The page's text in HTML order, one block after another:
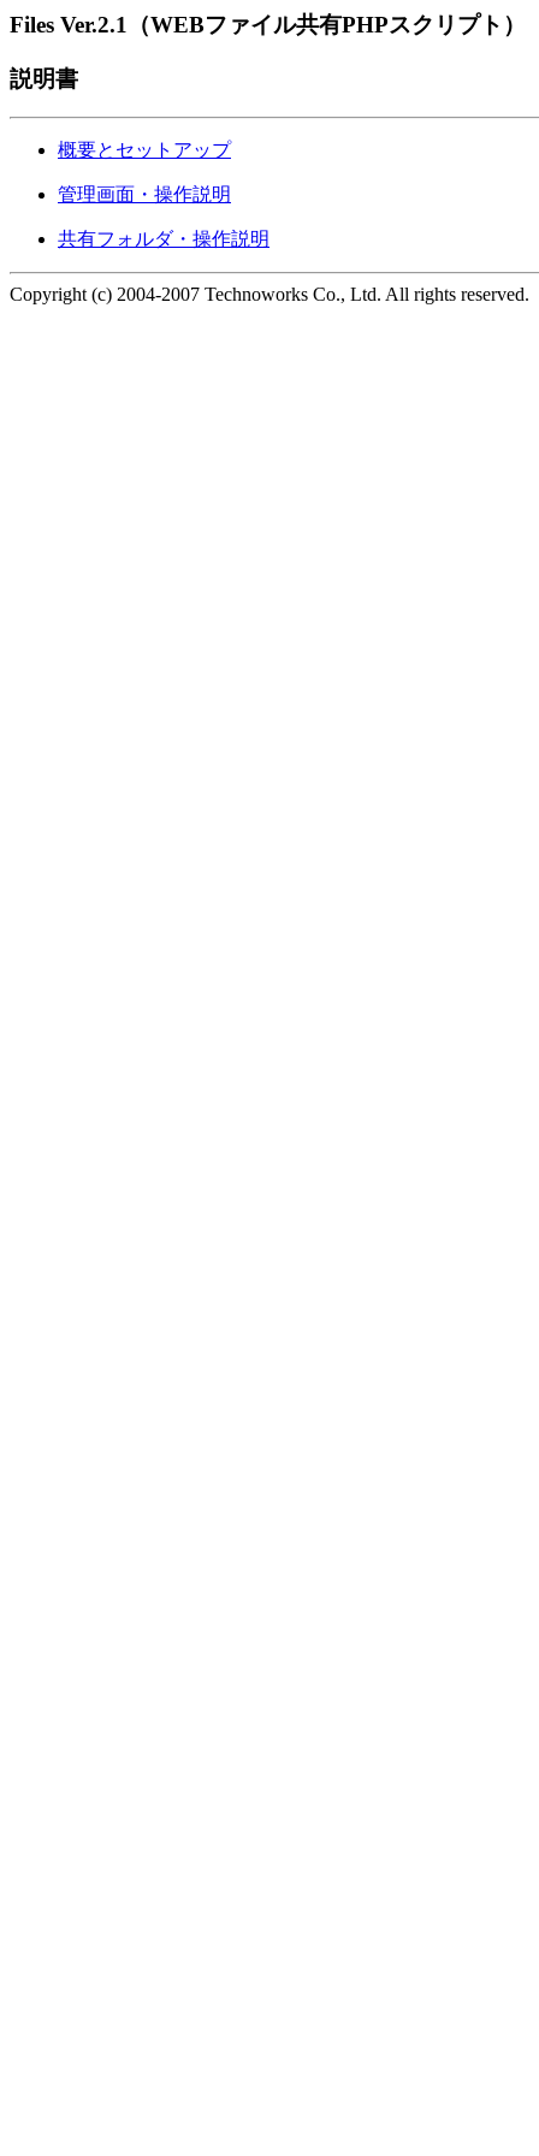
Files Ver.2.1（WEBファイル共有PHPスクリプト）
説明書
概要とセットアップ
管理画面・操作説明
共有フォルダ・操作説明
Copyright (c) 2004-2007 Technoworks Co., Ltd. All rights reserved.